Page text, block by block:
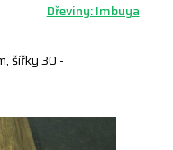
Dřeviny: Imbuya
šířky 30 -